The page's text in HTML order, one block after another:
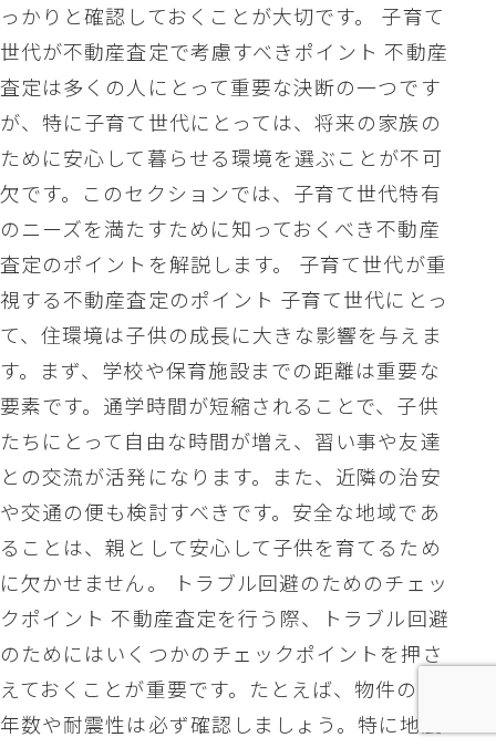
っかりと確認しておくことが大切です。 子育て
世代が不動産査定で考慮すべきポイント 不動産
査定は多くの人にとって重要な決断の一つです
が、特に子育て世代にとっては、将来の家族の
ために安心して暮らせる環境を選ぶことが不可
欠です。このセクションでは、子育て世代特有
のニーズを満たすために知っておくべき不動産
査定のポイントを解説します。 子育て世代が重
視する不動産査定のポイント 子育て世代にとっ
て、住環境は子供の成長に大きな影響を与えま
す。まず、学校や保育施設までの距離は重要な
要素です。通学時間が短縮されることで、子供
たちにとって自由な時間が増え、習い事や友達
との交流が活発になります。また、近隣の治安
や交通の便も検討すべきです。安全な地域であ
ることは、親として安心して子供を育てるため
に欠かせません。 トラブル回避のためのチェッ
クポイント 不動産査定を行う際、トラブル回避
のためにはいくつかのチェックポイントを押さ
えておくことが重要です。たとえば、物件の築
年数や耐震性は必ず確認しましょう。特に地震